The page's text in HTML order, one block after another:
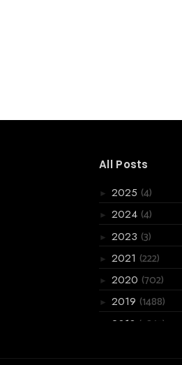
All Posts
► 2025 (4)
► 2024 (4)
► 2023 (3)
► 2021 (222)
► 2020 (702)
► 2019 (1488)
2018 (3867)